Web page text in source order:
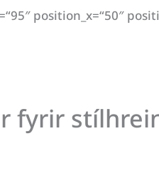
position_x=“50″
fyrir